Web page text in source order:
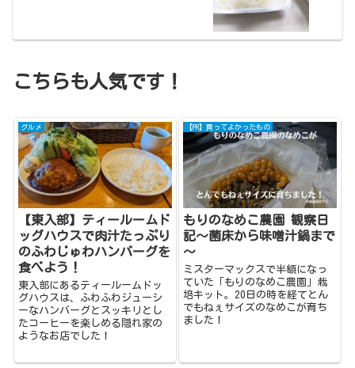
こちらも人気です！
グルメ
【東入部】ティールームド
ッグハウスで肉汁たっぷり
のふわじゅわハンバーグを
食べよう！
東入部にあるティールームドッ
グハウスは、ふわふわジューシ
ーなハンバーグとスッキリとし
たコーヒーを楽しめる隠れ家の
ようなお店でした！
【PR】買ってよかったもの
もりのなめこ農園 観察日
記～菌床から味噌汁鍋まで
～
ミスターマックスで半額になっ
ていた「もりのなめこ農園」栽
培キット。20日の時を経てとん
でもねぇサイズのなめこが育ち
ました！